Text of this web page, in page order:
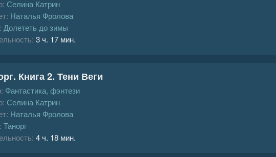
Селина Катрин
Наталья Фролова
Долететь до зимы
3 ч. 17 мин.
Книга 2. Тени Веги
Фантастика, фэнтези
Селина Катрин
Наталья Фролова
Танорг
4 ч. 18 мин.